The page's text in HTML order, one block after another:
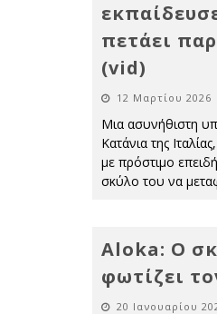
πετάει
(vid)
12 Μαρτίου 2026
Μια ασυνήθιστη
Κατάνια της
με πρόστιμο
σκύλο του να
Aloka: Ο
φωτίζει
20 Ιανουαρίου